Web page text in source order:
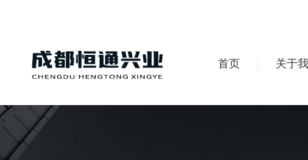
首页 关于